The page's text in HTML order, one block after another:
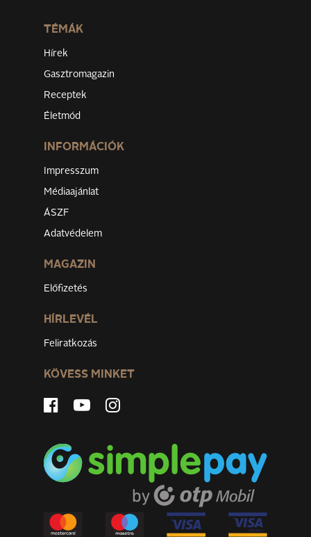
TÉMÁK
Hírek
Gasztromagazin
Receptek
Életmód
INFORMÁCIÓK
Impresszum
Médiaajánlat
ÁSZF
Adatvédelem
MAGAZIN
Előfizetés
HÍRLEVÉL
Feliratkozás
KÖVESS MINKET